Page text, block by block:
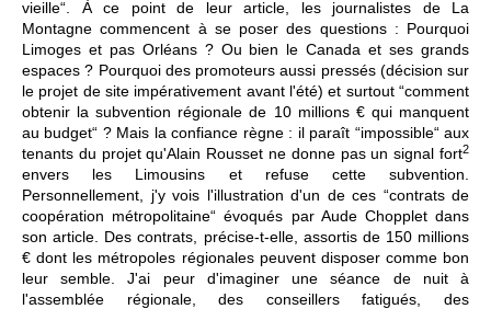
vieille“. À ce point de leur article, les journalistes de La
Montagne commencent à se poser des questions : Pourquoi
Limoges et pas Orléans ? Ou bien le Canada et ses grands
espaces ? Pourquoi des promoteurs aussi pressés (décision sur
le projet de site impérativement avant l'été) et surtout “comment
obtenir la subvention régionale de 10 millions € qui manquent
au budget“ ? Mais la confiance règne : il paraît “impossible“ aux
tenants du projet qu'Alain Rousset ne donne pas un signal fort2
envers les Limousins et refuse cette subvention.
Personnellement, j'y vois l'illustration d'un de ces “contrats de
coopération métropolitaine“ évoqués par Aude Chopplet dans
son article. Des contrats, précise-t-elle, assortis de 150 millions
€ dont les métropoles régionales peuvent disposer comme bon
leur semble. J'ai peur d'imaginer une séance de nuit à
l'assemblée régionale, des conseillers fatigués, des